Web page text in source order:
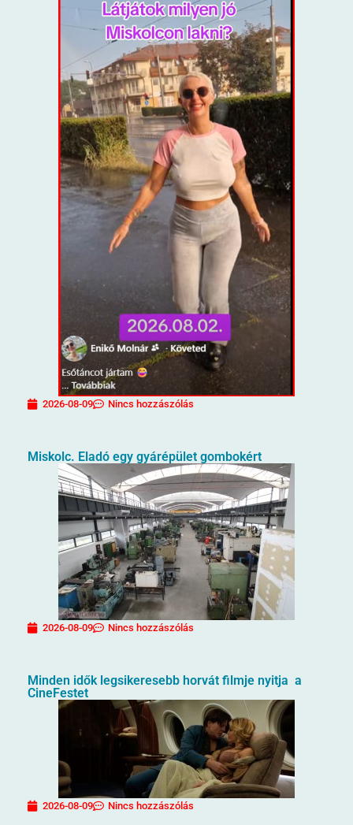
2026-08-09 Nincs hozzászólás
Miskolc. Eladó egy gyárépület gombokért
2026-08-09 Nincs hozzászólás
Minden idők legsikeresebb horvát filmje nyitja a
CineFestet
2026-08-09 Nincs hozzászólás